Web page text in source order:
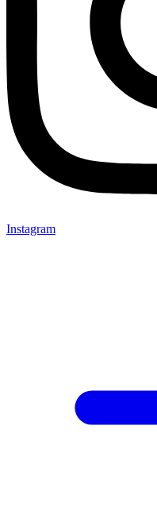
Instagram